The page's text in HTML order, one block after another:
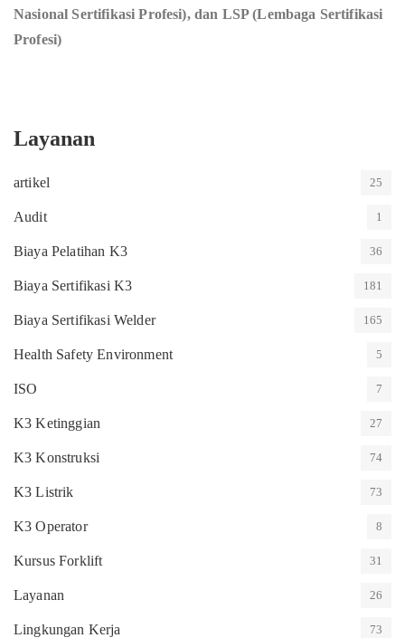
Nasional Sertifikasi Profesi), dan LSP (Lembaga Sertifikasi
Profesi)
Layanan
artikel 25
Audit 1
Biaya Pelatihan K3 36
Biaya Sertifikasi K3 181
Biaya Sertifikasi Welder 165
Health Safety Environment 5
ISO 7
K3 Ketinggian 27
K3 Konstruksi 74
K3 Listrik 73
K3 Operator 8
Kursus Forklift 31
Layanan 26
Lingkungan Kerja 73